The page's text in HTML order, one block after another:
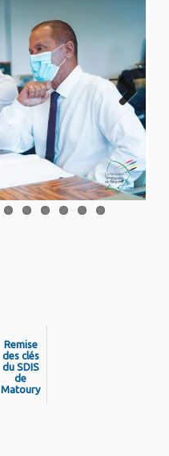
Next
Remise
des clés
du SDIS
de
Matoury